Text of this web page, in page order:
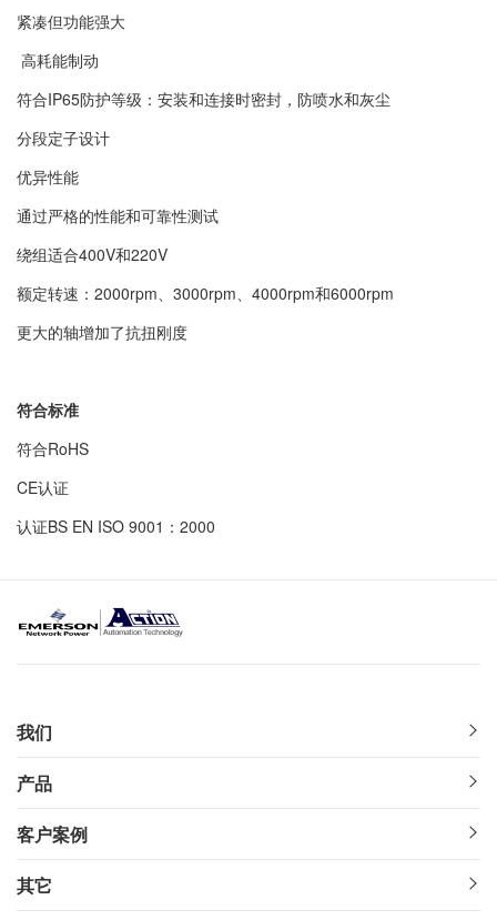
紧凑但功能强大
高耗能制动
符合IP65防护等级：安装和连接时密封，防喷水和灰尘
分段定子设计
优异性能
通过严格的性能和可靠性测试
绕组适合400V和220V
额定转速：2000rpm、3000rpm、4000rpm和6000rpm
更大的轴增加了抗扭刚度
符合标准
符合RoHS
CE认证
认证BS EN ISO 9001：2000
我们
产品
客户案例
其它